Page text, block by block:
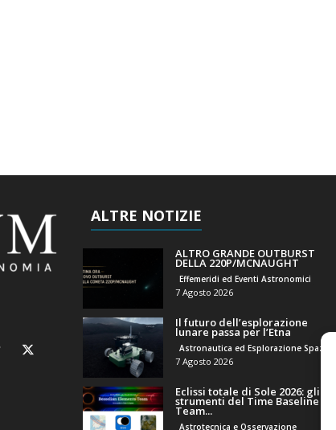
ALTRE NOTIZIE
ALTRO GRANDE OUTBURST
DELLA 220P/MCNAUGHT
Effemeridi ed Eventi Astronomici
7 Agosto 2026
Il futuro dell’esplorazione
lunare passa per l’Etna
7 Agosto 2026
Eclissi totale di Sole 2026: gli
strumenti del Time Baseline
Team...
Astrotecnica e Osservazione